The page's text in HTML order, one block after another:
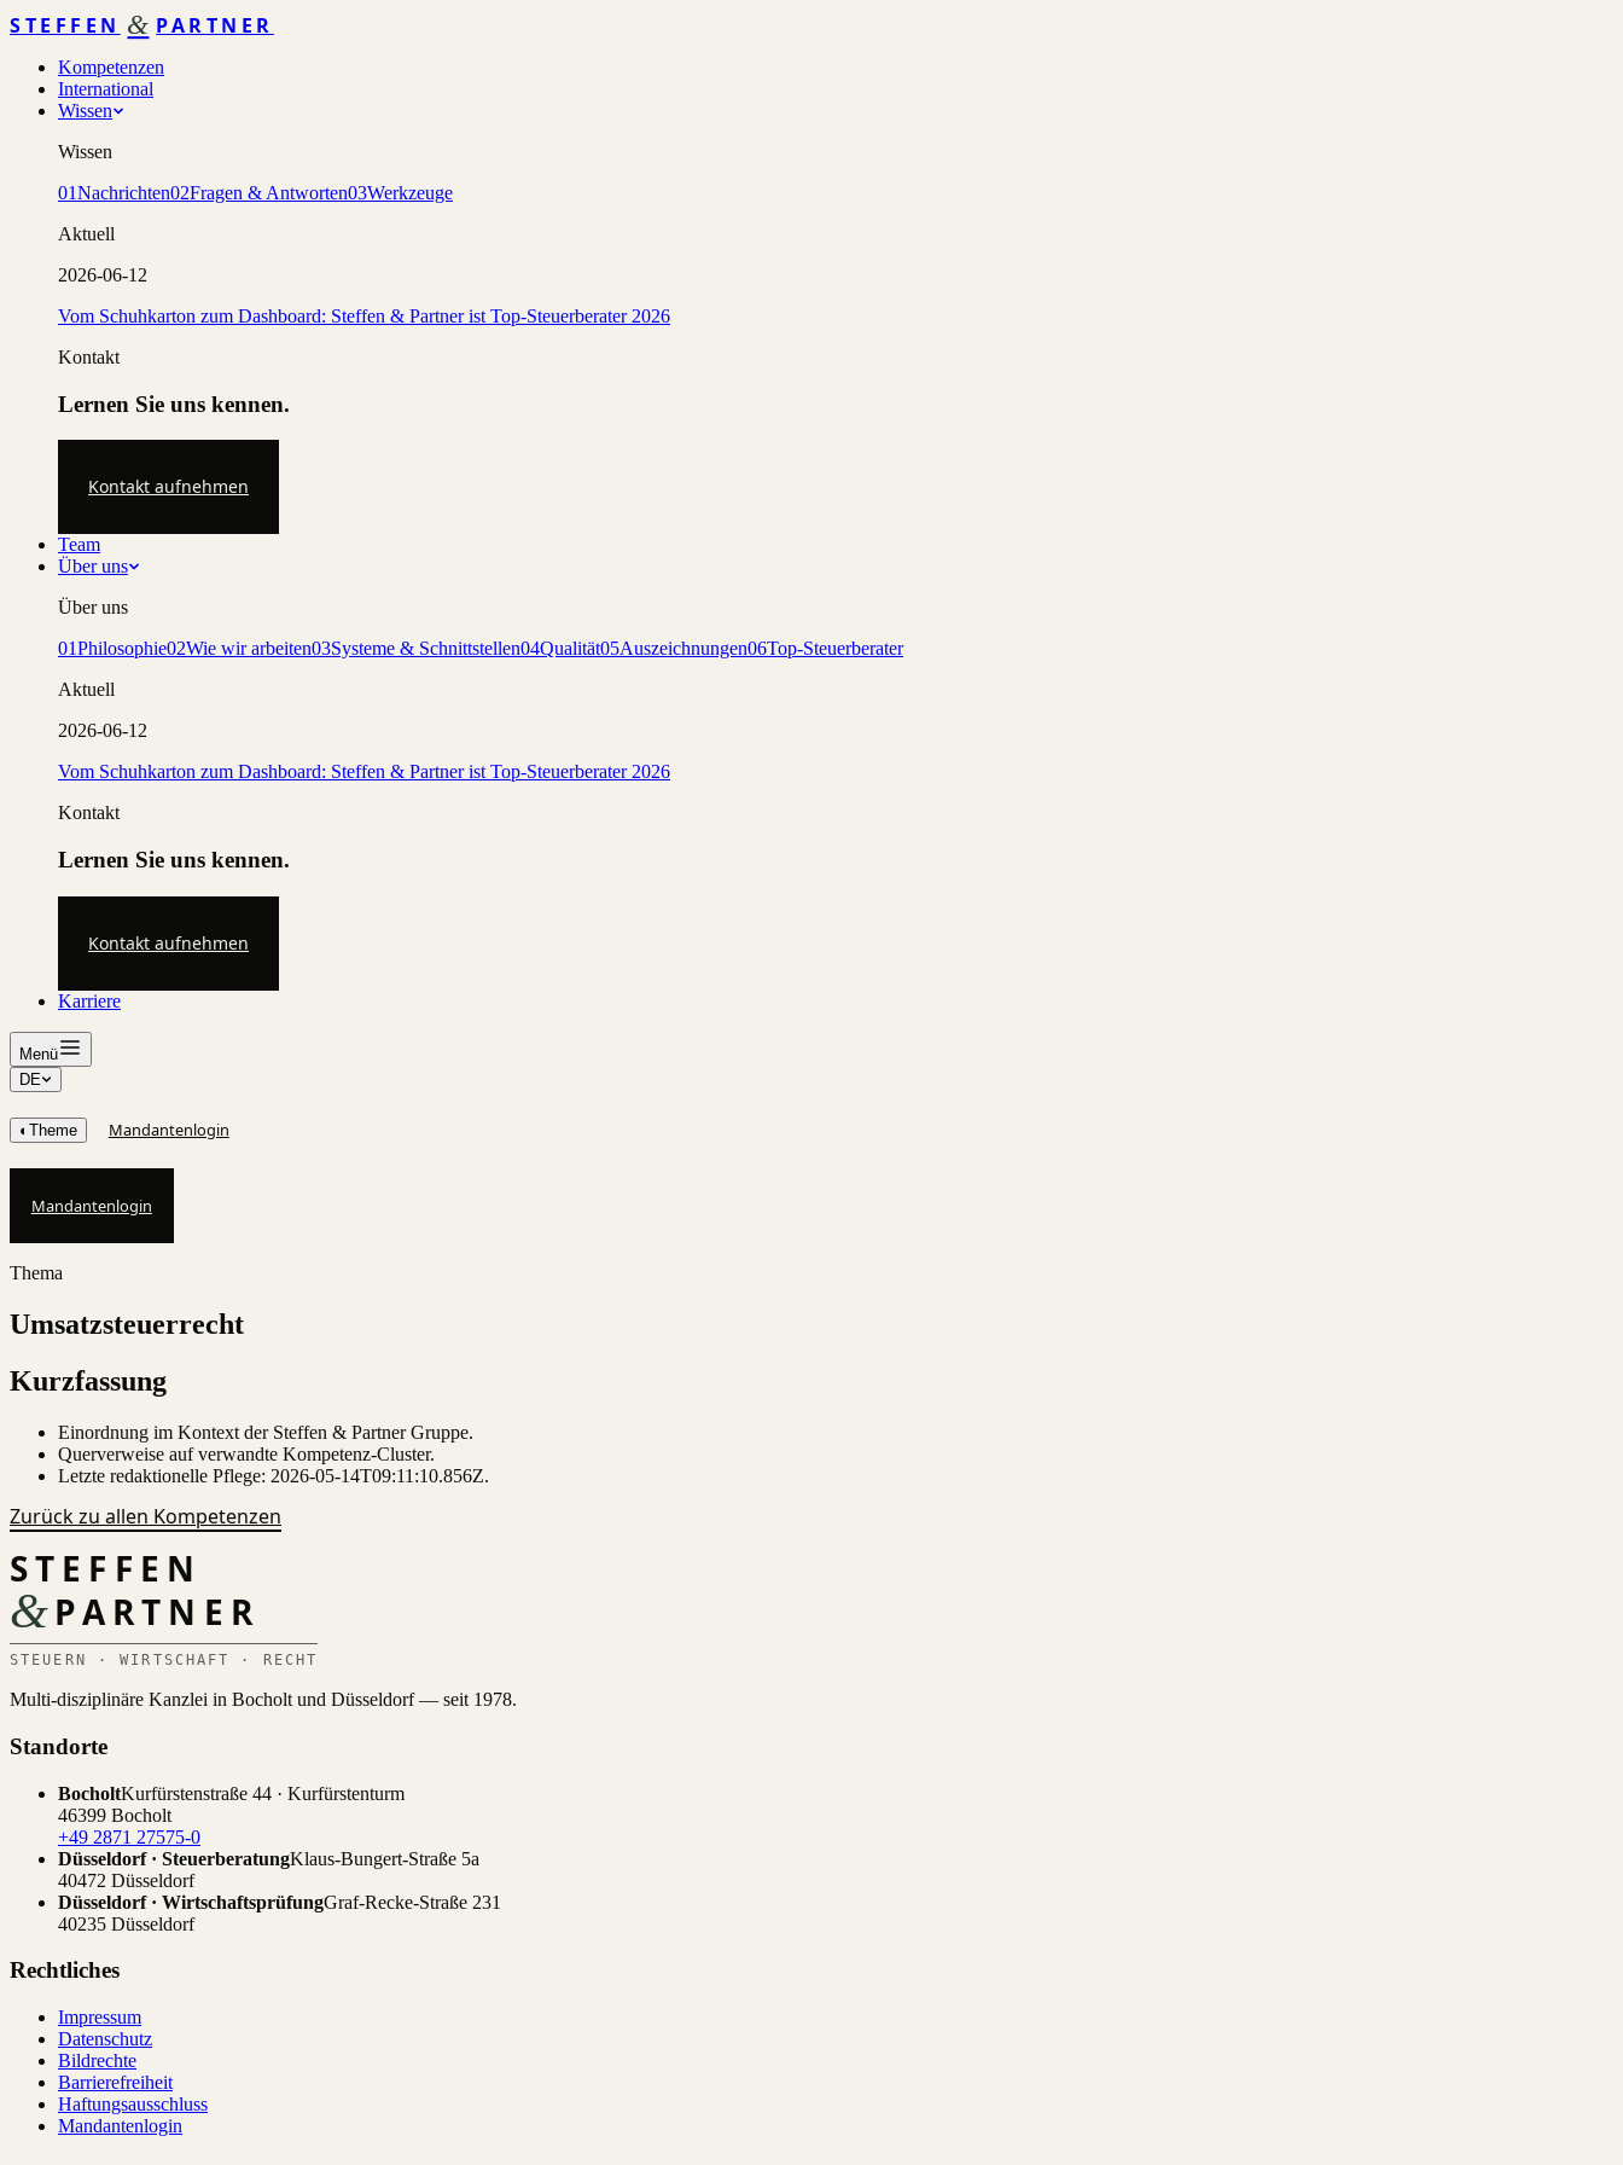
STEFFEN & PARTNER
Kompetenzen
International
Wissen
Wissen
01Nachrichten02Fragen & Antworten03Werkzeuge
Aktuell
2026-06-12
Vom Schuhkarton zum Dashboard: Steffen & Partner ist Top-Steuerberater 2026
Kontakt
Lernen Sie uns kennen.
Kontakt aufnehmen
Team
Über uns
Über uns
01Philosophie02Wie wir arbeiten03Systeme & Schnittstellen04Qualität05Auszeichnungen06Top-Steuerberater
Aktuell
2026-06-12
Vom Schuhkarton zum Dashboard: Steffen & Partner ist Top-Steuerberater 2026
Kontakt
Lernen Sie uns kennen.
Kontakt aufnehmen
Karriere
Menü
DE
◐ Theme Mandantenlogin
Mandantenlogin
Thema
Umsatzsteuerrecht
Kurzfassung
Einordnung im Kontext der Steffen & Partner Gruppe.
Querverweise auf verwandte Kompetenz-Cluster.
Letzte redaktionelle Pflege: 2026-05-14T09:11:10.856Z.
Zurück zu allen Kompetenzen
STEFFEN
&PARTNER
STEUERN · WIRTSCHAFT · RECHT
Multi-disziplinäre Kanzlei in Bocholt und Düsseldorf — seit 1978.
Standorte
BocholtKurfürstenstraße 44 · Kurfürstenturm
46399 Bocholt
+49 2871 27575-0
Düsseldorf · SteuerberatungKlaus-Bungert-Straße 5a
40472 Düsseldorf
Düsseldorf · WirtschaftsprüfungGraf-Recke-Straße 231
40235 Düsseldorf
Rechtliches
Impressum
Datenschutz
Bildrechte
Barrierefreiheit
Haftungsausschluss
Mandantenlogin